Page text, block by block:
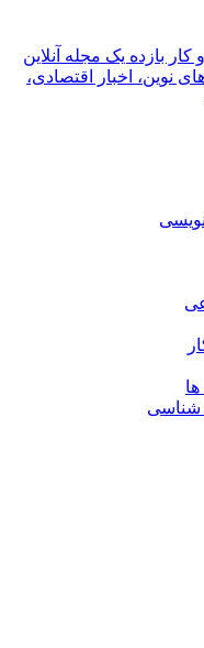
بازده یک مجله آنلاین
نوین، اخبار اقتصادی،